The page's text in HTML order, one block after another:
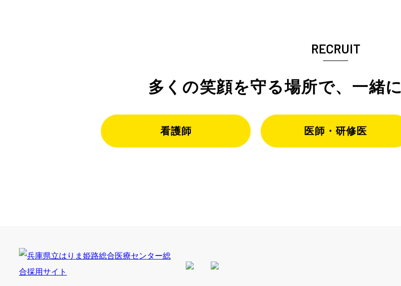
RECRUIT
多くの笑顔を守る場所で、 一緒
看護師 医師・研修医